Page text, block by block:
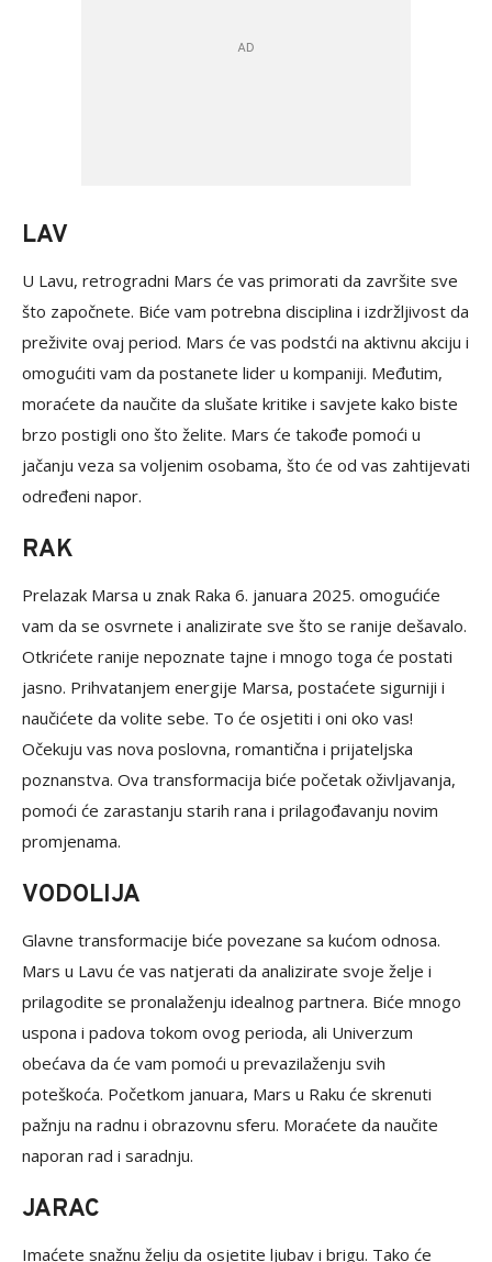
LAV
U Lavu, retrogradni Mars će vas primorati da završite sve
što započnete. Biće vam potrebna disciplina i izdržljivost da
preživite ovaj period. Mars će vas podstći na aktivnu akciju i
omogućiti vam da postanete lider u kompaniji. Međutim,
moraćete da naučite da slušate kritike i savjete kako biste
brzo postigli ono što želite. Mars će takođe pomoći u
jačanju veza sa voljenim osobama, što će od vas zahtijevati
određeni napor.
RAK
Prelazak Marsa u znak Raka 6. januara 2025. omogućiće
vam da se osvrnete i analizirate sve što se ranije dešavalo.
Otkrićete ranije nepoznate tajne i mnogo toga će postati
jasno. Prihvatanjem energije Marsa, postaćete sigurniji i
naučićete da volite sebe. To će osjetiti i oni oko vas!
Očekuju vas nova poslovna, romantična i prijateljska
poznanstva. Ova transformacija biće početak oživljavanja,
pomoći će zarastanju starih rana i prilagođavanju novim
promjenama.
VODOLIJA
Glavne transformacije biće povezane sa kućom odnosa.
Mars u Lavu će vas natjerati da analizirate svoje želje i
prilagodite se pronalaženju idealnog partnera. Biće mnogo
uspona i padova tokom ovog perioda, ali Univerzum
obećava da će vam pomoći u prevazilaženju svih
poteškoća. Početkom januara, Mars u Raku će skrenuti
pažnju na radnu i obrazovnu sferu. Moraćete da naučite
naporan rad i saradnju.
JARAC
Imaćete snažnu želju da osjetite ljubav i brigu. Tako će